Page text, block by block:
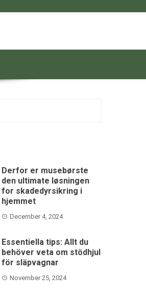
Derfor er musebørste
den ultimate løsningen
for skadedyrsikring i
hjemmet
December 4, 2024
Essentiella tips: Allt du
behöver veta om stödhjul
för släpvagnar
November 25, 2024